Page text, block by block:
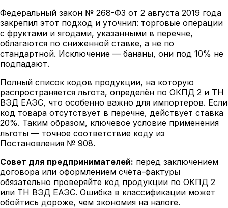
Федеральный закон № 268-ФЗ от 2 августа 2019 года
закрепил этот подход и уточнил: торговые операции
с фруктами и ягодами, указанными в перечне,
облагаются по сниженной ставке, а не по
стандартной. Исключение — бананы, они под 10% не
подпадают.
Полный список кодов продукции, на которую
распространяется льгота, определён по ОКПД 2 и ТН
ВЭД ЕАЭС, что особенно важно для импортеров. Если
код товара отсутствует в перечне, действует ставка
20%. Таким образом, ключевое условие применения
льготы — точное соответствие коду из
Постановления № 908.
Совет для предпринимателей: перед заключением
договора или оформлением счёта-фактуры
обязательно проверяйте код продукции по ОКПД 2
или ТН ВЭД ЕАЭС. Ошибка в классификации может
обойтись дороже, чем экономия на налоге.